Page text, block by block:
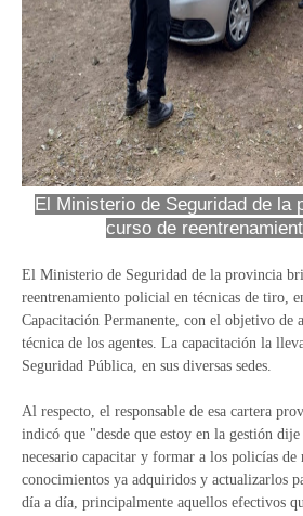
El Ministerio de Seguridad de la
curso de
El Ministerio de Seguridad de la provincia
reentrenamiento policial en técnicas de tiro,
Capacitación Permanente, con el objetivo de
técnica de los agentes. La capacitación la
Seguridad Pública, en sus diversas sedes.
Al respecto, el responsable de esa cartera
indicó que "desde que estoy en la gestión
necesario capacitar y formar a los policías
conocimientos ya adquiridos y actualizarlos
día a día, principalmente aquellos efectivos